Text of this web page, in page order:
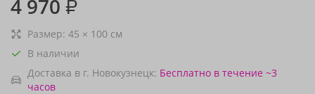
4 970 ₽
Размер: 45 × 100 см
В наличии
Доставка в г. Новокузнецк: Бесплатно в течение ~3
часов